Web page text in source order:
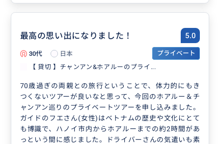
最高の思い出になりました！ 5.0
30代 日本
プライベート
【 貸切 】チャンアン&ホアルーのプライ...
70歳過ぎの両親との旅行ということで、体力的にもき
つくないツアーが良いなと思って、今回のホアルー＆チ
ャンアン巡りのプライベートツアーを申し込みました。
ガイドのフエさん(女性)はベトナムの歴史や文化にとて
も博識で、ハノイ市内からホアルーまでの約2時間があ
っという間に感じました。ドライバーさんの気遣いも素